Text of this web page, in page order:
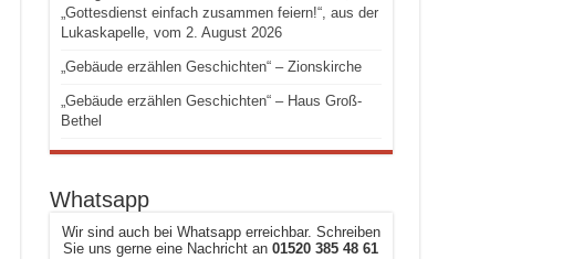
„Gottesdienst einfach zusammen feiern!“, aus der
Lukaskapelle, vom 2. August 2026
„Gebäude erzählen Geschichten“ – Zionskirche
„Gebäude erzählen Geschichten“ – Haus Groß-
Bethel
Whatsapp
Wir sind auch bei Whatsapp erreichbar. Schreiben
Sie uns gerne eine Nachricht an 01520 385 48 61